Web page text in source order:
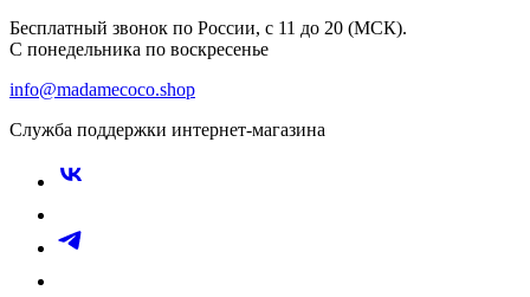
Бесплатный звонок по России, с 11 до 20 (МСК).
С понедельника по воскресенье
info@madamecoco.shop
Служба поддержки интернет-магазина